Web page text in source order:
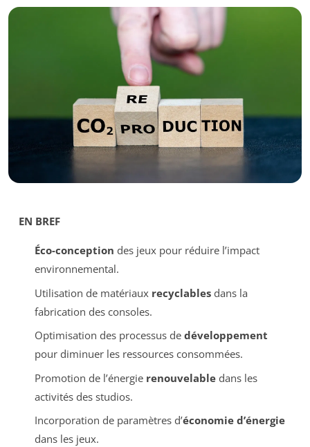
EN BREF
Éco-conception des jeux pour réduire l’impact
environnemental.
Utilisation de matériaux recyclablesdans la
fabrication des consoles.
Optimisation des processus de développement
pour diminuer les ressources consommées.
Promotion de l’énergie renouvelabledans les
activités des studios.
Incorporation de paramètres d’économie d’énergie
dans les jeux.